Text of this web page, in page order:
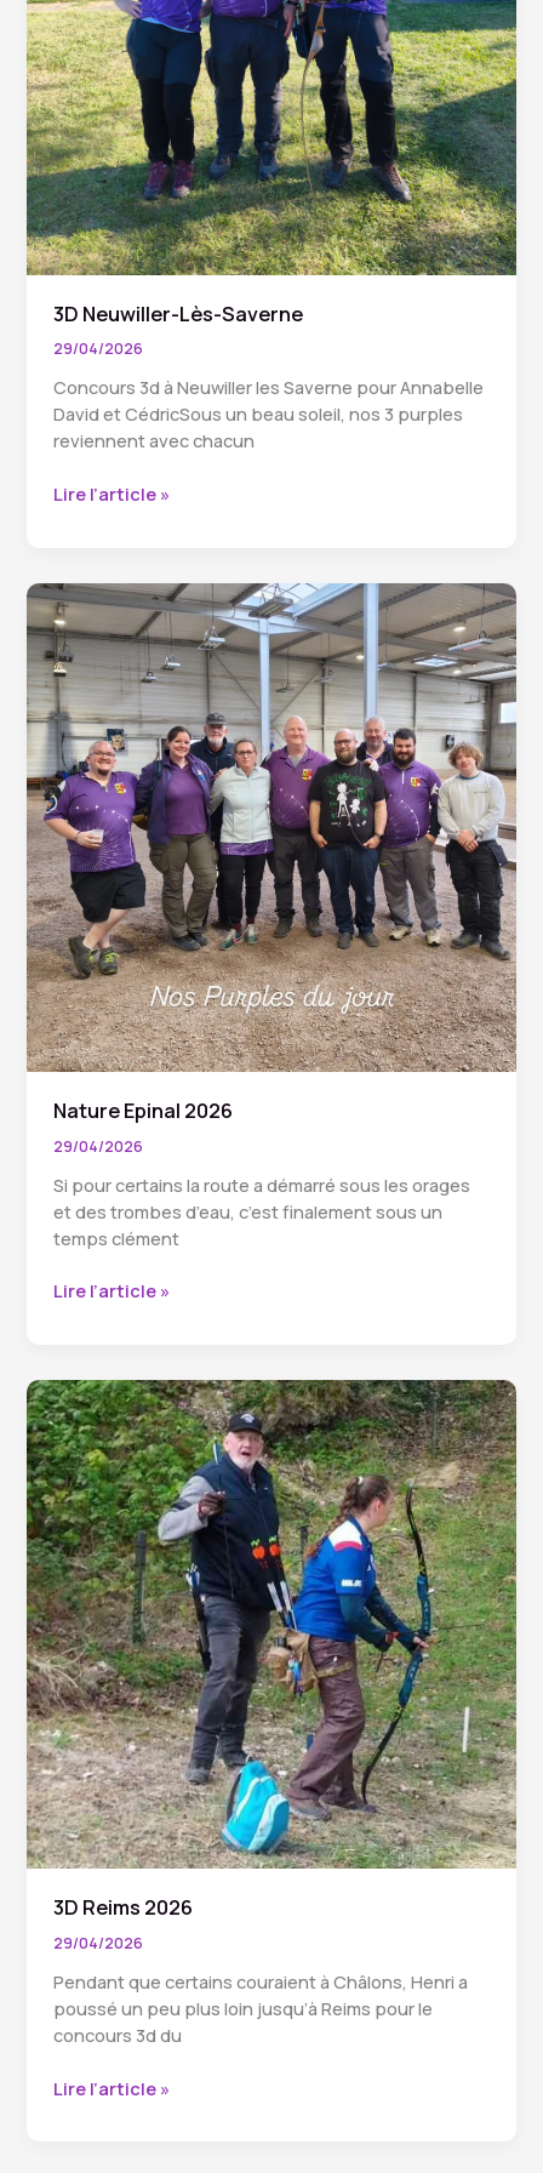
3D Neuwiller-Lès-Saverne
29/04/2026
Concours 3d à Neuwiller les Saverne pour Annabelle
David et CédricSous un beau soleil, nos 3 purples
reviennent avec chacun
3D
Lire l’article »
Nature Epinal 2026
29/04/2026
Si pour certains la route a démarré sous les orages
et des trombes d’eau, c’est finalement sous un
temps clément
Nature
Lire l’article »
3D Reims 2026
29/04/2026
Pendant que certains couraient à Châlons, Henri a
poussé un peu plus loin jusqu’à Reims pour le
concours 3d du
3D
Lire l’article »